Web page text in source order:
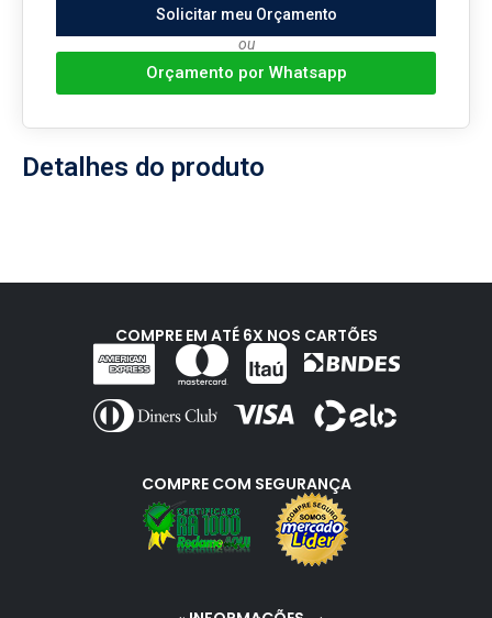
Solicitar meu Orçamento
ou
Orçamento por Whatsapp
Detalhes do produto
COMPRE EM ATÉ 6X NOS CARTÕES
COMPRE COM SEGURANÇA